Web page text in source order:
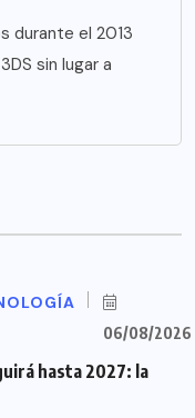
durante el 2013
sin lugar a
06/08/2026
hasta 2027: la